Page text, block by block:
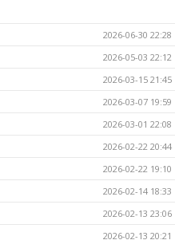
2026-06-30 22:28
2026-05-03 22:12
2026-03-15 21:45
2026-03-07 19:59
2026-03-01 22:08
2026-02-22 20:44
2026-02-22 19:10
2026-02-14 18:33
2026-02-13 23:06
2026-02-13 20:21